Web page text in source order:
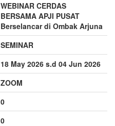
WEBINAR CERDAS
BERSAMA APJI PUSAT
Berselancar di Ombak Arjuna
SEMINAR
18 May 2026 s.d 04 Jun 2026
ZOOM
0
0